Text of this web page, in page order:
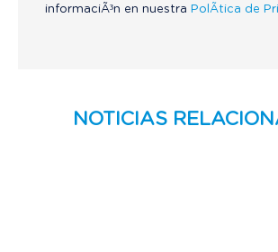
informaciÃ³n en nuestra PolÃ­tica de
NOTICIAS